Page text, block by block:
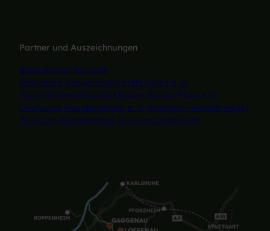
Partner und Auszeichnungen
Baiersbronn Touristik
Naturpark Schwarzwald Mitte/Nord e. V.
Touristik-Gemeinschaft Baden-Elsass-Pfalz e. V.
Deutsches Wanderinstitut e. V. (Premium-Wanderwege)
TourCert (Nachhaltiges Tourismuszertifikat)